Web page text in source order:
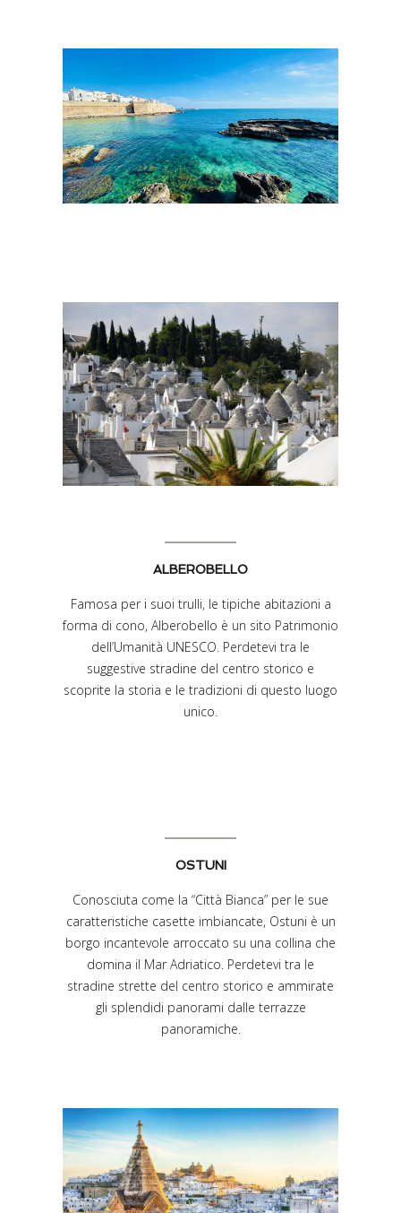
ALBEROBELLO
Famosa per i suoi trulli, le tipiche abitazioni a
forma di cono, Alberobello è un sito Patrimonio
dell’Umanità UNESCO. Perdetevi tra le
suggestive stradine del centro storico e
scoprite la storia e le tradizioni di questo luogo
unico.
OSTUNI
Conosciuta come la “Città Bianca” per le sue
caratteristiche casette imbiancate, Ostuni è un
borgo incantevole arroccato su una collina che
domina il Mar Adriatico. Perdetevi tra le
stradine strette del centro storico e ammirate
gli splendidi panorami dalle terrazze
panoramiche.